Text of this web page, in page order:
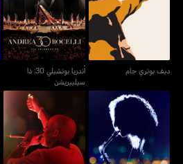
ديف بوتري جام
سيليبريشن
أندريا بوتشيلي 30: ذا
سيليبريشن
ميوزك بوكس: ليستننغ تو
كيني جي
ميوزك بوكس دي إم إكس:
دونت تراي تو أندرستاند